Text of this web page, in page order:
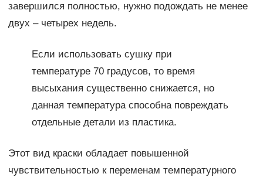
завершился полностью, нужно подождать не менее
двух – четырех недель.
Если использовать сушку при
температуре 70 градусов, то время
высыхания существенно снижается, но
данная температура способна повреждать
отдельные детали из пластика.
Этот вид краски обладает повышенной
чувствительностью к переменам температурного